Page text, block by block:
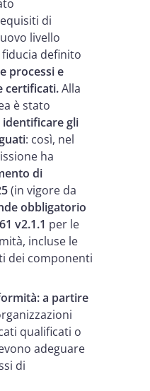
di
livello
definito
processi e
certificati.Alla
è stato
identificare gli
: così, nel
ha
di
(in vigore da
obbligatorio
v2.1.1 per le
incluse le
dei componenti
a partire
qualificati o
adeguare
di